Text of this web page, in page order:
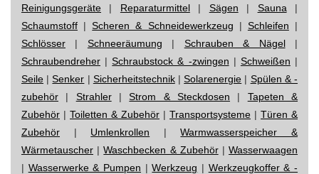
Reinigungsgeräte | Reparaturmittel| Sägen | Sauna |
Schaumstoff |Scheren & Schneidewerkzeug | Schleifen |
Schlösser | Schneeräumung | Schrauben & Nägel|
Schraubendreher |Schraubstock & -zwingen | Schweißen |
Seile |Senker | Sicherheitstechnik|Solarenergie | Spülen & -
zubehör | Strahler|Strom & Steckdosen | Tapeten &
Zubehör | Toiletten & Zubehör | Transportsysteme | Türen &
Zubehör | Umlenkrollen |Warmwasserspeicher &
Wärmetauscher |Waschbecken & Zubehör|Wasserwaagen
| Wasserwerke & Pumpen |Werkzeug | Werkzeugkoffer & -